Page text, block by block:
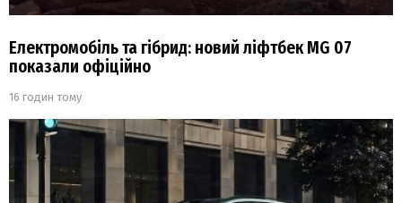
Електромобіль та гібрид: новий ліфтбек MG 07
показали офіційно
16 годин тому